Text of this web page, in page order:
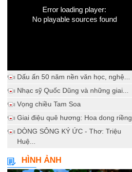
Error loading player:
No playable sources found
Dấu ấn 50 năm nền văn học, nghệ...
Nhạc sỹ Quốc Dũng và những giai...
Vọng chiều Tam Soa
Giai điệu quê hương: Hoa dong riềng
DÒNG SÔNG KÝ ỨC - Thơ: Triệu
Huệ...
HÌNH ẢNH